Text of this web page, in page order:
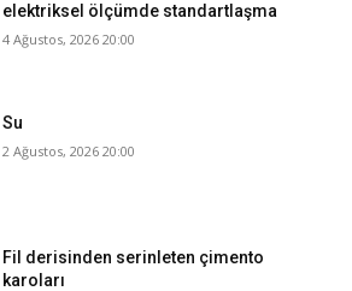
elektriksel ölçümde standartlaşma
4 Ağustos, 2026 20:00
Su
2 Ağustos, 2026 20:00
Fil derisinden serinleten çimento
karoları